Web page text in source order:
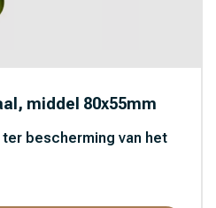
middel 80x55mm
bescherming van het